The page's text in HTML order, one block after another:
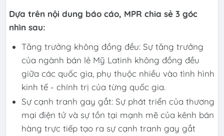
Dựa trên nội dung báo cáo, MPR chia sẻ 3 góc
nhìn sau:
Tăng trưởng không đồng đều: Sự tăng trưởng
của ngành bán lẻ Mỹ Latinh không đồng đều
giữa các quốc gia, phụ thuộc nhiều vào tình hình
kinh tế - chính trị của từng quốc gia.
Sự cạnh tranh gay gắt: Sự phát triển của thương
mại điện tử và sự tồn tại mạnh mẽ của kênh bán
hàng trực tiếp tạo ra sự cạnh tranh gay gắt